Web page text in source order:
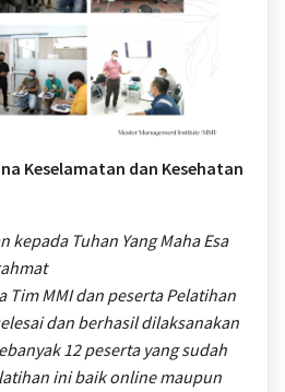
Keselamatan dan Kesehatan
Tuhan Yang Maha Esa
Tim MMI dan peserta Pelatihan
dan berhasil dilaksanakan
12 peserta yang sudah
ini baik online maupun